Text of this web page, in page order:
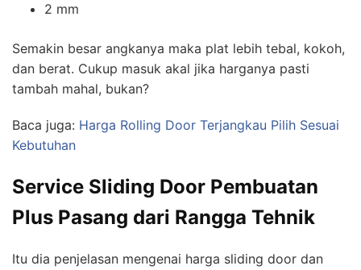
2 mm
Semakin besar angkanya maka plat lebih tebal, kokoh,
dan berat. Cukup masuk akal jika harganya pasti
tambah mahal, bukan?
Baca juga: Harga Rolling Door Terjangkau Pilih Sesuai
Kebutuhan
Service Sliding Door Pembuatan
Plus Pasang dari Rangga Tehnik
Itu dia penjelasan mengenai harga sliding door dan